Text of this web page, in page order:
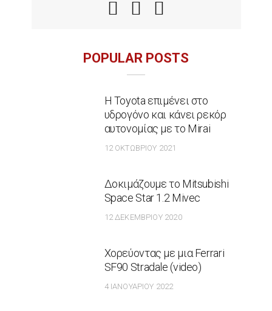
POPULAR POSTS
Η Toyota επιμένει στο
υδρογόνο και κάνει ρεκόρ
αυτονομίας με το Mirai
12 ΟΚΤΩΒΡΊΟΥ 2021
Δοκιμάζουμε το Mitsubishi
Space Star 1.2 Mivec
12 ΔΕΚΕΜΒΡΊΟΥ 2020
Χορεύοντας με μια Ferrari
SF90 Stradale (video)
4 ΙΑΝΟΥΑΡΊΟΥ 2022